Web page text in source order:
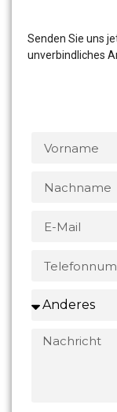
Senden Sie uns
unverbindliches